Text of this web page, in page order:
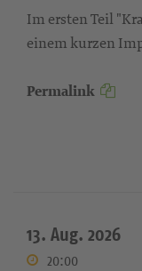
Im ersten Teil
einem kurzen
Permalink
13. Aug. 2026
20:00